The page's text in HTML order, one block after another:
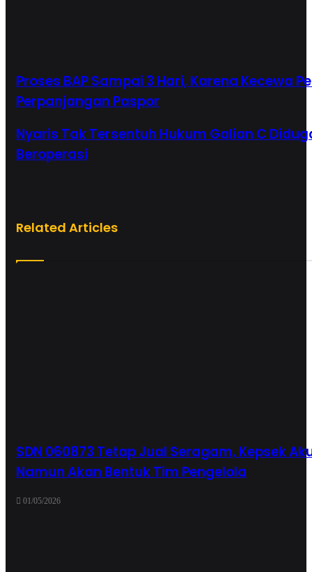
Proses BAP Sampai 3 Hari, Karena Kecewa
Perpanjangan Paspor
Nyaris Tak Tersentuh Hukum Galian C
Beroperasi
Related Articles
SDN 060873 Tetap Jual Seragam, Kepsek
Namun Akan Bentuk Tim Pengelola
01/05/2026